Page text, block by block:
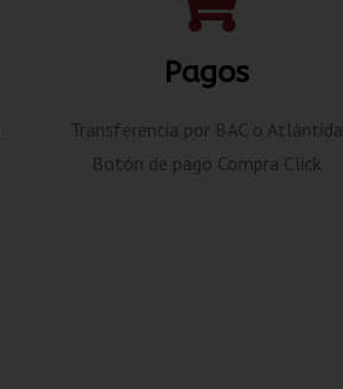
Pagos
Transferencia por BAC o Atlántida
Botón de pago Compra Click